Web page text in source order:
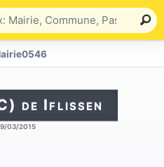
de Iflissen
03/2015